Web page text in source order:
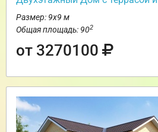
Размер: 9х9 м
Общая площадь: 902
от 3270100